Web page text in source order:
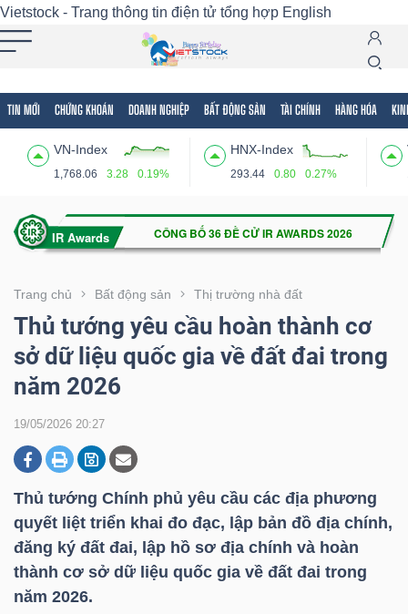
Vietstock - Trang thông tin điện tử tổng hợp English
TIN MỚI CHỨNG KHOÁN DOANH NGHIỆP BẤT ĐỘNG SẢN TÀI CHÍNH HÀNG HÓA
VN-Index
1,768.06 3.28 0.19%
HNX-Index
293.44 0.80 0.27%
Trang chủ Bất động sản Thị trường nhà đất
Thủ tướng yêu cầu hoàn thành cơ
sở dữ liệu quốc gia về đất đai trong
năm 2026
19/05/2026 20:27
Thủ tướng Chính phủ yêu cầu các địa phương
quyết liệt triển khai đo đạc, lập bản đồ địa chính,
đăng ký đất đai, lập hồ sơ địa chính và hoàn
thành cơ sở dữ liệu quốc gia về đất đai trong
năm 2026.
Tất cả Tính năng Ngành Mã chứng khoán
Tính
(-)
VIETSTOCK
CHỨNG
KHOÁN
DOANH
NGHIỆP
BẤT
ĐỘNG